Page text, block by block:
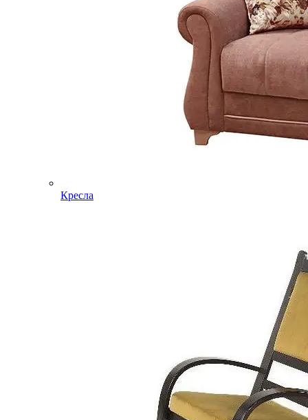
Кресла